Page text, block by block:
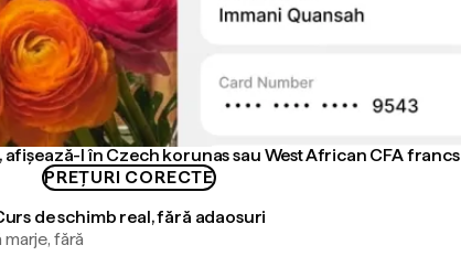
l în Czech korunas sau West African CFA francs
PREȚURI CORECTE
de schimb real, fără adaosuri
fără